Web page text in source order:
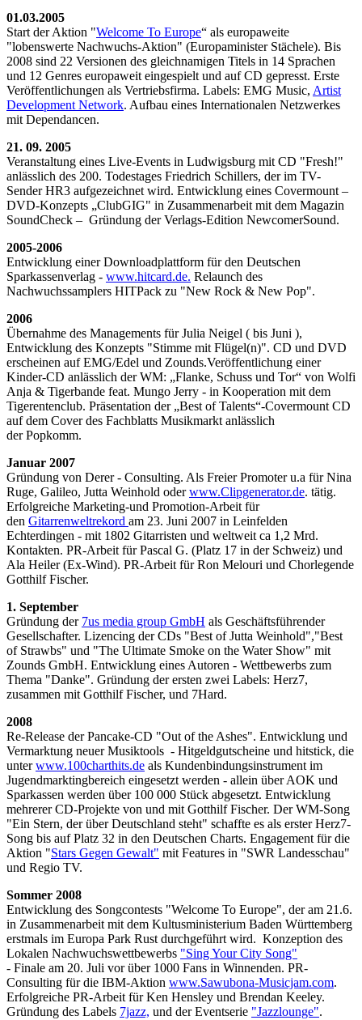
01.03.2005
Start der Aktion "Welcome To Europe“ als europaweite
"lobenswerte Nachwuchs-Aktion" (Europaminister Stächele). Bis
2008 sind 22 Versionen des gleichnamigen Titels in 14 Sprachen
und 12 Genres europaweit eingespielt und auf CD gepresst. Erste
Veröffentlichungen als Vertriebsfirma. Labels: EMG Music, Artist
Development Network. Aufbau eines Internationalen Netzwerkes
mit Dependancen.
21. 09. 2005
Veranstaltung eines Live-Events in Ludwigsburg mit CD "Fresh!"
anlässlich des 200. Todestages Friedrich Schillers, der im TV-
Sender HR3 aufgezeichnet wird. Entwicklung eines Covermount –
DVD-Konzepts „ClubGIG" in Zusammenarbeit mit dem Magazin
SoundCheck – Gründung der Verlags-Edition NewcomerSound.
2005-2006
Entwicklung einer Downloadplattform für den Deutschen
Sparkassenverlag - www.hitcard.de. Relaunch des
Nachwuchssamplers HITPack zu "New Rock & New Pop".
2006
Übernahme des Managements für Julia Neigel ( bis Juni ),
Entwicklung des Konzepts "Stimme mit Flügel(n)". CD und DVD
erscheinen auf EMG/Edel und Zounds.Veröffentlichung einer
Kinder-CD anlässlich der WM: „Flanke, Schuss und Tor“ von Wolfi
Anja & Tigerbande feat. Mungo Jerry - in Kooperation mit dem
Tigerentenclub. Präsentation der „Best of Talents“-Covermount CD
auf dem Cover des Fachblatts Musikmarkt anlässlich
der Popkomm.
Januar 2007
Gründung von Derer - Consulting. Als Freier Promoter u.a für Nina
Ruge, Galileo, Jutta Weinhold oderwww.Clipgenerator.de. tätig.
Erfolgreiche Marketing-und Promotion-Arbeit für
den Gitarrenweltrekord am 23. Juni 2007 in Leinfelden
Echterdingen - mit 1802 Gitarristen und weltweit ca 1,2 Mrd.
Kontakten. PR-Arbeit für Pascal G. (Platz 17 in der Schweiz) und
Ala Heiler (Ex-Wind). PR-Arbeit für Ron Melouri und Chorlegende
Gotthilf Fischer.
1. September
Gründung der 7us media group GmbH als Geschäftsführender
Gesellschafter. Lizencing der CDs "Best of Jutta Weinhold","Best
of Strawbs" und "The Ultimate Smoke on the Water Show" mit
Zounds GmbH. Entwicklung eines Autoren - Wettbewerbs zum
Thema "Danke". Gründung der ersten zwei Labels: Herz7,
zusammen mit Gotthilf Fischer, und 7Hard.
2008
Re-Release der Pancake-CD "Out of the Ashes". Entwicklung und
Vermarktung neuer Musiktools - Hitgeldgutscheine und hitstick, die
unterwww.100charthits.de als Kundenbindungsinstrument im
Jugendmarktingbereich eingesetzt werden - allein über AOK und
Sparkassen werden über 100 000 Stück abgesetzt. Entwicklung
mehrerer CD-Projekte von und mit Gotthilf Fischer. Der WM-Song
"Ein Stern, der über Deutschland steht" schaffte es als erster Herz7-
Song bis auf Platz 32 in den Deutschen Charts. Engagement für die
Aktion "Stars Gegen Gewalt" mit Features in "SWR Landesschau"
und Regio TV.
Sommer 2008
Entwicklung des Songcontests "Welcome To Europe", der am 21.6.
in Zusammenarbeit mit dem Kultusministerium Baden Württemberg
erstmals im Europa Park Rust durchgeführt wird. Konzeption des
Lokalen Nachwuchswettbewerbs "Sing Your City Song"
- Finale am 20. Juli vor über 1000 Fans in Winnenden. PR-
Consulting für die IBM-Aktion www.Sawubona-Musicjam.com.
Erfolgreiche PR-Arbeit für Ken Hensley und Brendan Keeley.
Gründung des Labels 7jazz, und der Eventserie "Jazzlounge".